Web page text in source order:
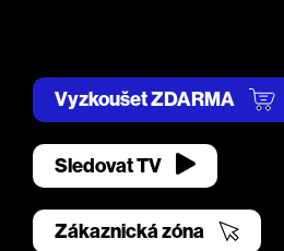
Vyzkoušet ZDARMA
Sledovat TV
Zákaznická zóna